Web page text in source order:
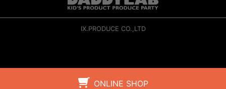
ONLINE SHOP
IX.PRODUCE CO.,LTD